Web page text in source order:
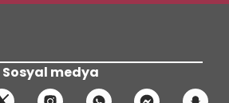
Sosyal medya